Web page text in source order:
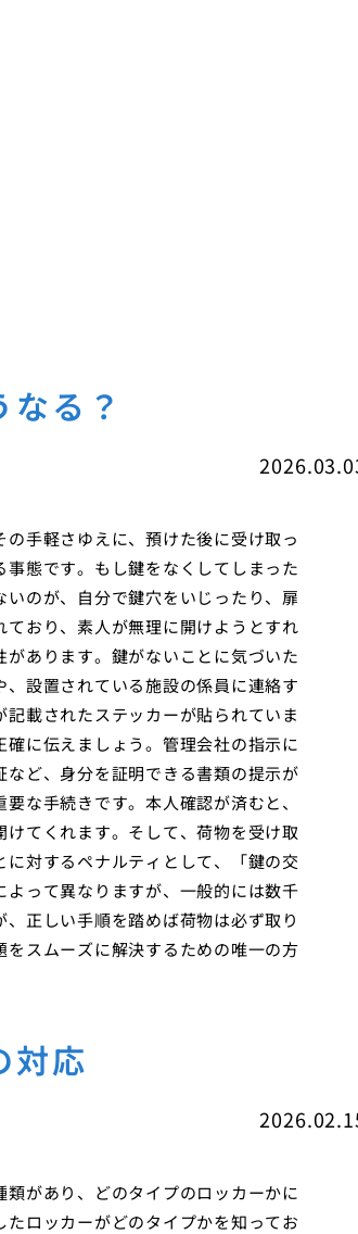
る？
手軽さゆえに、預けた後に受け取っ
態です。もし鍵をなくしてしまった
のが、自分で鍵穴をいじったり、扉
おり、素人が無理に開けようとすれ
あります。鍵がないことに気づいた
設置されている施設の係員に連絡す
載されたステッカーが貼られていま
に伝えましょう。管理会社の指示に
ど、身分を証明できる書類の提示が
な手続きです。本人確認が済むと、
てくれます。そして、荷物を受け取
対するペナルティとして、「鍵の交
って異なりますが、一般的には数千
正しい手順を踏めば荷物は必ず取り
スムーズに解決するための唯一の方
対応
があり、どのタイプのロッカーかに
ロッカーがどのタイプかを知ってお